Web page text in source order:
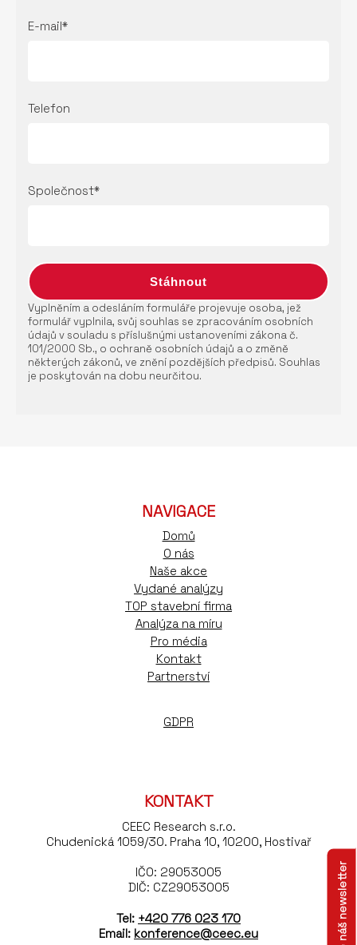
E-mail*
Telefon
Společnost*
Vyplněním a odesláním formuláře projevuje osoba, jež
formulář vyplnila, svůj souhlas se zpracováním osobních
údajů v souladu s příslušnými ustanoveními zákona č.
101/2000 Sb., o ochraně osobních údajů a o změně
některých zákonů, ve znění pozdějších předpisů. Souhlas
je poskytován na dobu neurčitou.
NAVIGACE
Domů
O nás
Naše akce
Vydané analýzy
TOP stavební firma
Analýza na míru
Pro média
Kontakt
Partnerství
GDPR
KONTAKT
CEEC Research s.r.o.
Chudenická 1059/30. Praha 10, 10200, Hostivař
IČO: 29053005
DIČ: CZ29053005
Tel: +420 776 023 170
Email: konference@ceec.eu